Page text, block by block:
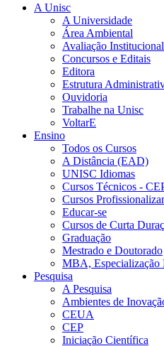
A Unisc
A Universidade
Área Ambiental
Avaliação Institucional
Concursos e Editais
Editora
Estrutura
Ouvidoria
Trabalhe na Unisc
VoltarE
Ensino
Todos os Cursos
A Distância (EAD)
UNISC Idiomas
Cursos Técnicos -
Cursos
Educar-se
Cursos de Curta
Graduação
Mestrado e Doutorado
MBA, Especialização
Pesquisa
A Pesquisa
Ambientes de
CEUA
CEP
Iniciação Científica